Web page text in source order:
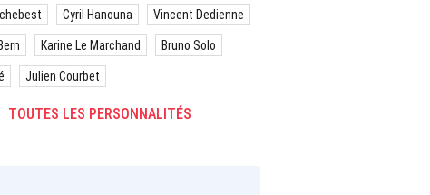
Cyril Hanouna Vincent Dedienne
Karine Le Marchand Bruno Solo
Julien Courbet
TOUTES LES PERSONNALITÉS